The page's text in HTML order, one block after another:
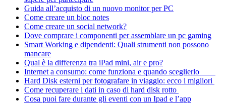
Guida all’acquisto di un nuovo monitor per PC
Come creare un bloc notes
Come creare un social network?
Dove comprare i componenti per assemblare un pc gaming
Smart Working e dipendenti: Quali strumenti non possono
mancare
Qual è la differenza tra iPad mini, air e pro?
Internet a consumo: come funziona e quando sceglierlo
Hard Disk esterni per fotografare in viaggio: ecco i migliori
Come recuperare i dati in caso di hard disk rotto
Cosa puoi fare durante gli eventi con un Ipad e l’app